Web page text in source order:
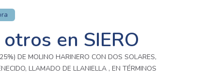
en SIERO
DE MOLINO HARINERO CON DOS SOLARES,
LLAMADO DE LLANIELLA , EN TÉRMINOS